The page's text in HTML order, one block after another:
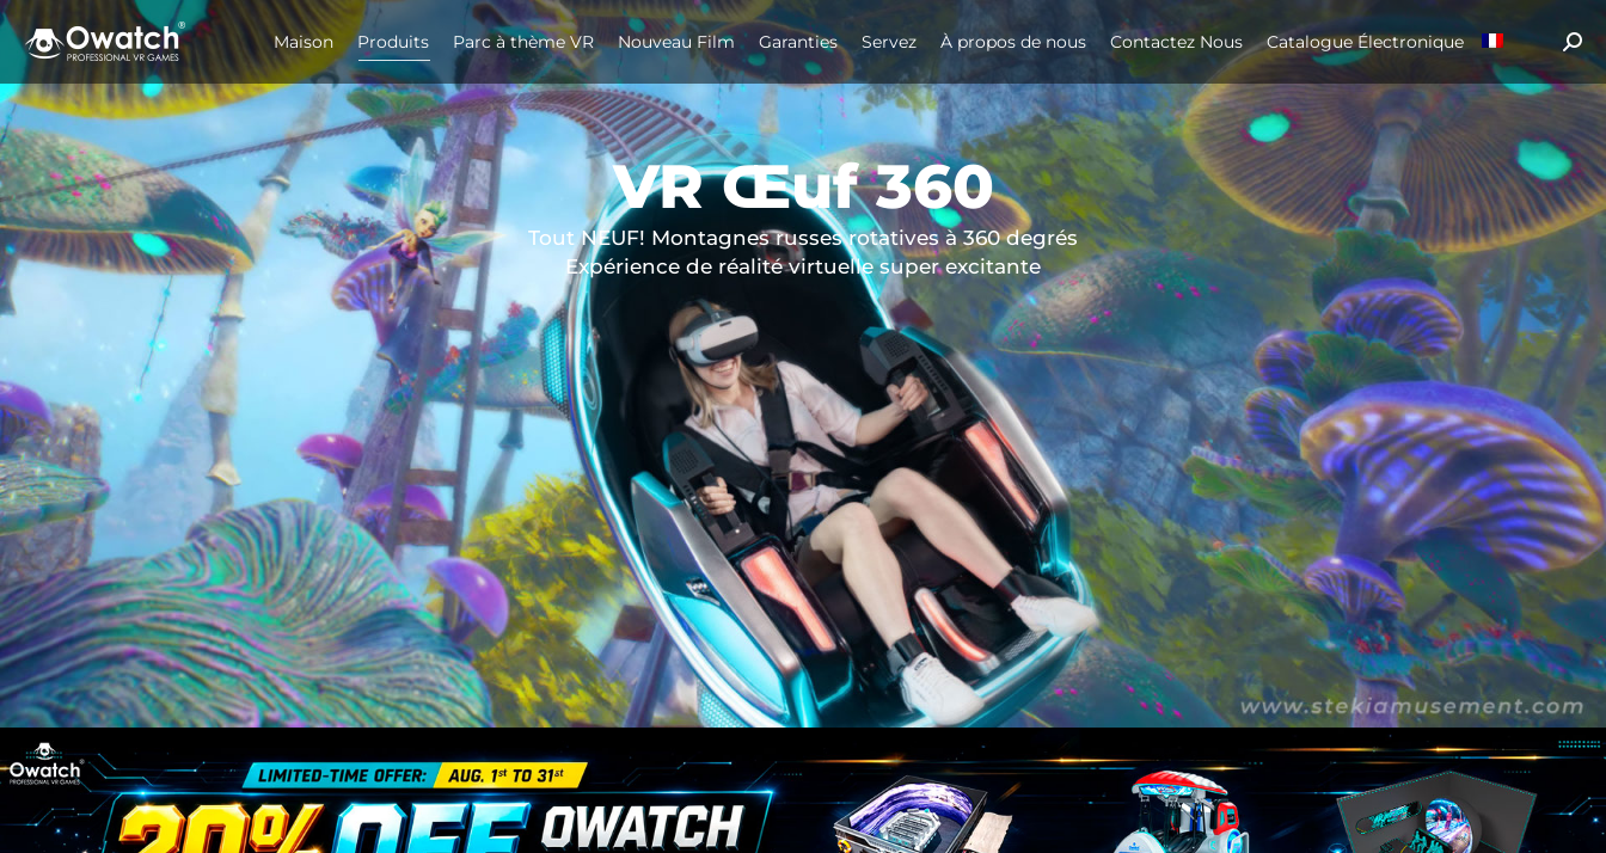
Maison Produits Parc à thème VR Nouveau Film Garanties Servez À propos de nous Contactez Nous Catalogue Électronique
VR Œuf 360
Tout NEUF! Montagnes russes rotatives à 360 degrés
Expérience de réalité virtuelle super excitante